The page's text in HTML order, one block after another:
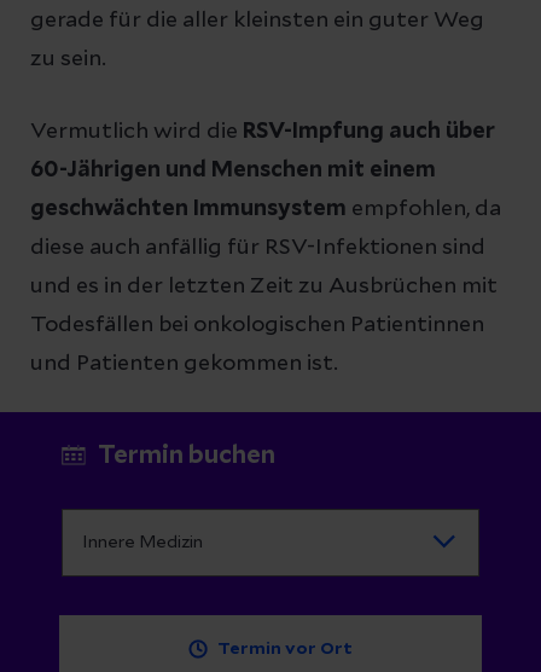
gerade für die aller kleinsten ein guter Weg
zu sein.
Vermutlich wird die RSV-Impfung auch über
60-Jährigen und Menschen mit einem
geschwächten Immunsystem empfohlen, da
diese auch anfällig für RSV-Infektionen sind
und es in der letzten Zeit zu Ausbrüchen mit
Todesfällen bei onkologischen Patientinnen
und Patienten gekommen ist.
Termin buchen
Termin vor Ort